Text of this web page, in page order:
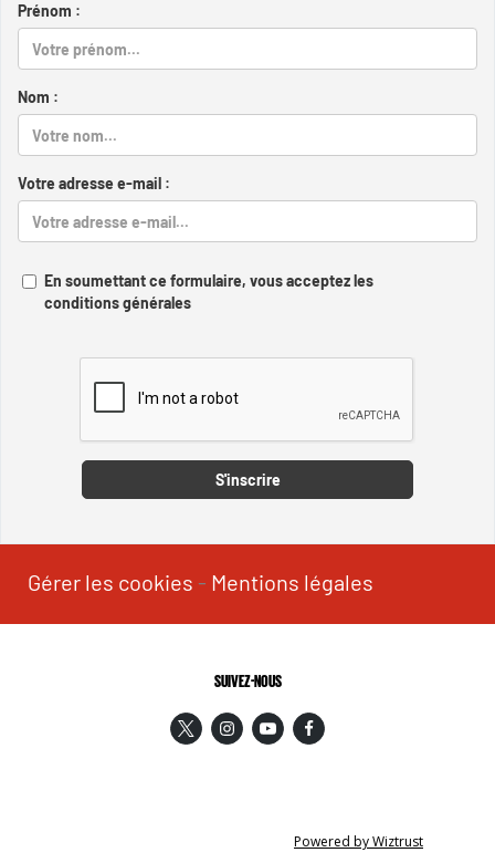
Prénom :
Nom :
Votre adresse e-mail :
En soumettant ce formulaire, vous acceptez les
conditions générales
S'inscrire
Gérer les cookies - Mentions légales
SUIVEZ-NOUS
Powered by Wiztrust